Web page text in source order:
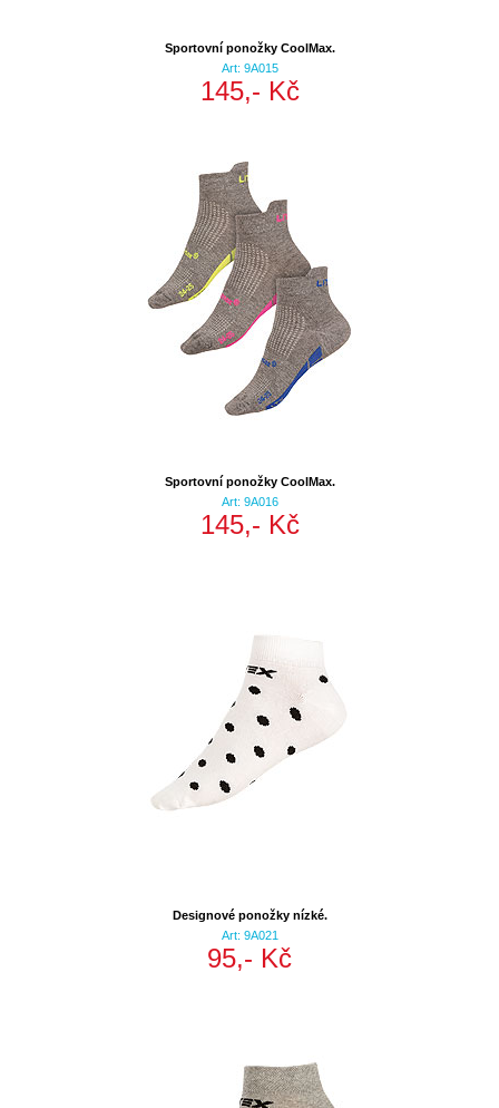
Sportovní ponožky CoolMax.
Art: 9A015
145,- Kč
Sportovní ponožky CoolMax.
Art: 9A016
145,- Kč
Designové ponožky nízké.
Art: 9A021
95,- Kč